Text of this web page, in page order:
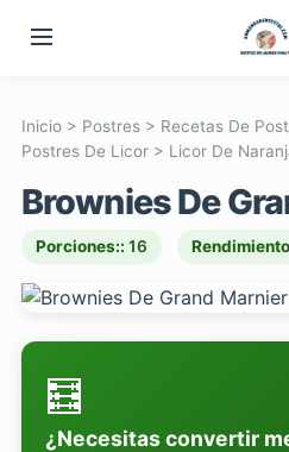
Inicio> Postres> Recetas De
Postres De Licor> Licor De
Brownies De
Porciones:: 16
🧮
¿Necesitas convertir